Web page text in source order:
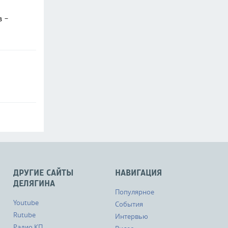
-
НАВИГАЦИЯ
Популярное
События
Интервью
ДРУГИЕ САЙТЫ
ДЕЛЯГИНА
Youtube
Rutube